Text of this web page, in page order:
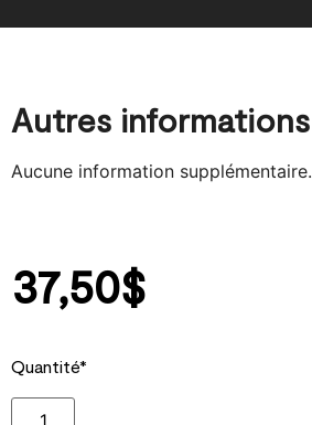
Autres informations
Aucune information supplémentaire.
37,50$
Quantité*